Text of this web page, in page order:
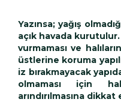
Yazınsa; yağış
açık havada kurutulur.
vurmaması ve
üstlerine koruma
iz bırakmayacak
olmaması için
arındırılmasına